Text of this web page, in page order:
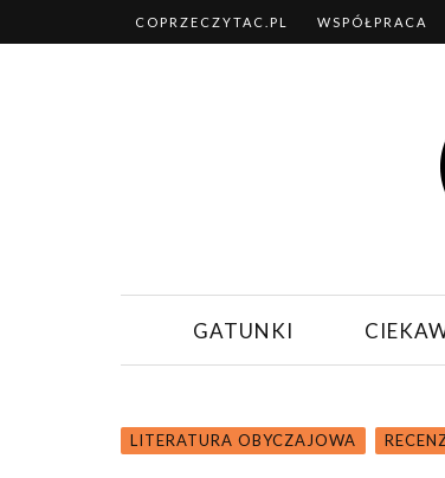
COPRZECZYTAC.PL WSPÓŁPRACA
GATUNKI
LITERATURA OBYCZAJOWA